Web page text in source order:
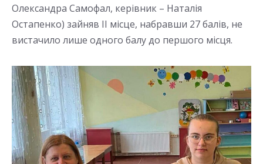
Олександра Самофал, керівник – Наталія
Остапенко) зайняв ІІ місце, набравши 27 балів, не
вистачило лише одного балу до першого місця.